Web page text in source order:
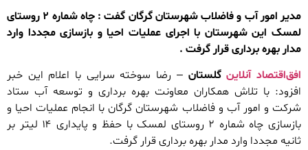
مدیر امور آب و فاضلاب شهرستان گرگان گفت : چاه شماره ۲ روستای
لمسک این شهرستان با اجرای عملیات احیا و بازسازی مجددا وارد
مدار بهره برداری قرار گرفت .
افق‌اقتصاد آنلاینگلستان – رضا سوخته سرایی با اعلام این خبر
افزود: با تلاش همکاران معاونت بهره برداری و توسعه آب ستاد
شرکت و امور آب و فاضلاب شهرستان گرگان با انجام عملیات احیا و
بازسازی چاه شماره ۲ روستای لمسک با حفظ و پایداری ۱۴ لیتر بر
ثانیه مجددا وارد مدار بهره برداری قرار گرفت.